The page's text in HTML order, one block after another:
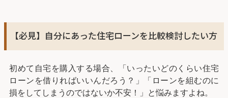
【必見】自分にあった住宅ローンを比較検討したい方
初めて自宅を購入する場合、「いったいどのくらい住宅
ローンを借りればいいんだろう？」「ローンを組むのに
損をしてしまうのではないか不安！」と悩みますよね。